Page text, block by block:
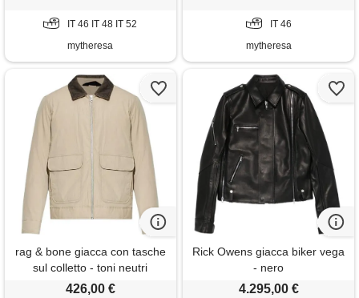
IT 46 IT 48 IT 52
mytheresa
IT 46
mytheresa
rag & bone giacca con tasche
sul colletto - toni neutri
426,00 €
Rick Owens giacca biker vega
- nero
4.295,00 €